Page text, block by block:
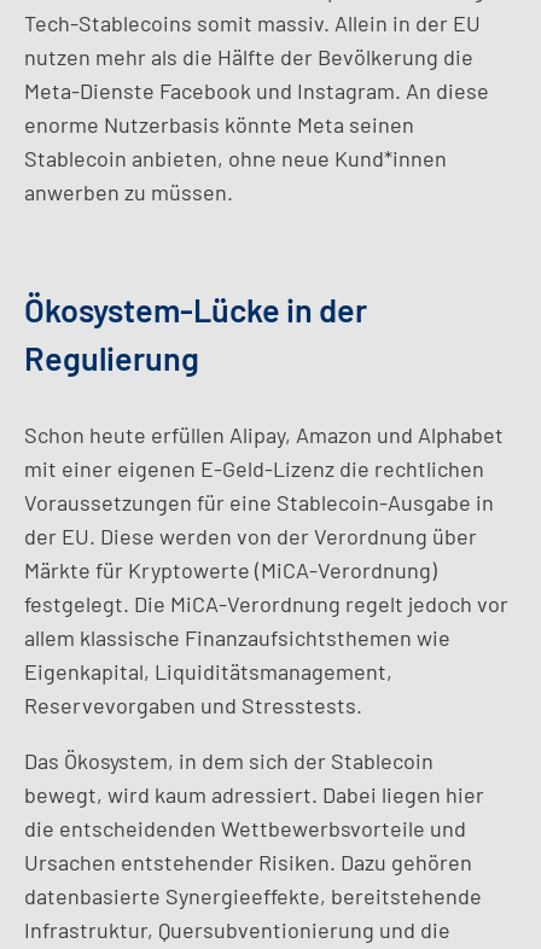
Tech-Stablecoins somit massiv. Allein in der EU
nutzen mehr als die Hälfte der Bevölkerung die
Meta-Dienste Facebook und Instagram. An diese
enorme Nutzerbasis könnte Meta seinen
Stablecoin anbieten, ohne neue Kund*innen
anwerben zu müssen.
Ökosystem-Lücke in der
Regulierung
Schon heute erfüllen Alipay, Amazon und Alphabet
mit einer eigenen E-Geld-Lizenz die rechtlichen
Voraussetzungen für eine Stablecoin-Ausgabe in
der EU. Diese werden von der Verordnung über
Märkte für Kryptowerte (MiCA-Verordnung)
festgelegt. Die MiCA-Verordnung regelt jedoch vor
allem klassische Finanzaufsichtsthemen wie
Eigenkapital, Liquiditätsmanagement,
Reservevorgaben und Stresstests.
Das Ökosystem, in dem sich der Stablecoin
bewegt, wird kaum adressiert. Dabei liegen hier
die entscheidenden Wettbewerbsvorteile und
Ursachen entstehender Risiken. Dazu gehören
datenbasierte Synergieeffekte, bereitstehende
Infrastruktur, Quersubventionierung und die